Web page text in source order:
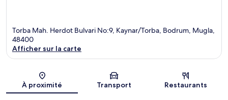
Torba Mah. Herdot Bulvari No:9, Kaynar/Torba, Bodrum, Mugla,
48400
Afficher sur la carte
À proximité Transport Restaurants